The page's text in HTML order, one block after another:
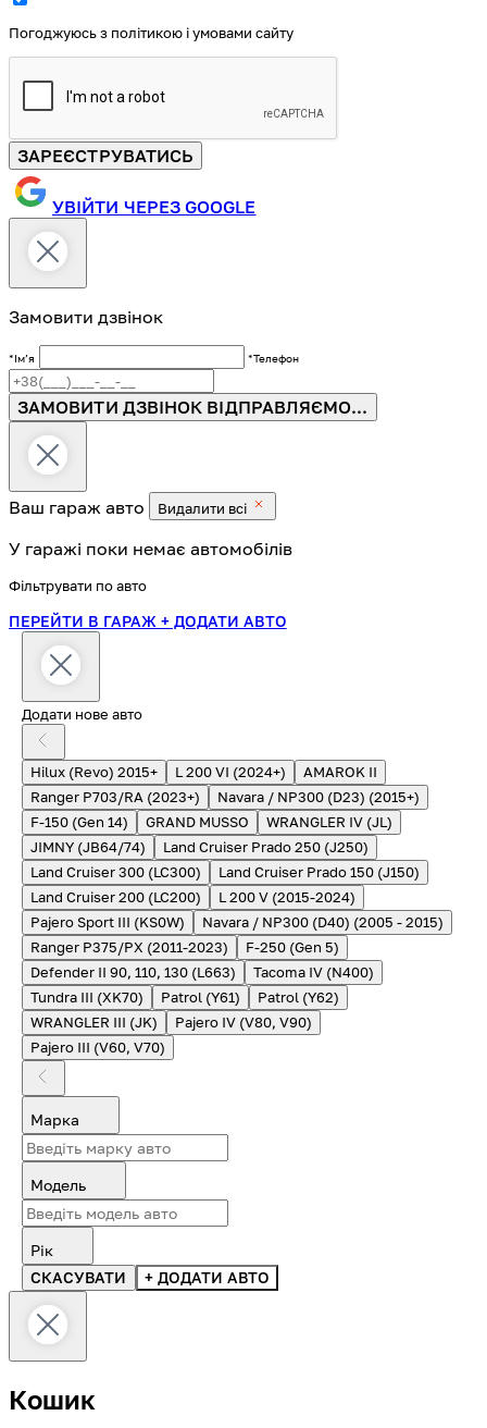
Погоджуюсь з політикою і умовами сайту
ЗАРЕЄСТРУВАТИСЬ
УВІЙТИ ЧЕРЕЗ GOOGLE
Замовити дзвінок
*Імʼя *Телефон
ЗАМОВИТИ ДЗВІНОК ВІДПРАВЛЯЄМО...
Ваш гараж авто Видалити всі
У гаражі поки немає автомобілів
Фільтрувати по авто
ПЕРЕЙТИ В ГАРАЖ + ДОДАТИ АВТО
Додати нове авто
Hilux (Revo) 2015+ L 200 VI (2024+)
AMAROK II
Ranger P703/RA (2023+)
Navara / NP300 (D23) (2015+)
F-150 (Gen 14)
GRAND MUSSO
WRANGLER IV (JL)
JIMNY (JB64/74)
Land Cruiser Prado 250 (J250)
Land Cruiser 300 (LC300)
Land Cruiser Prado 150 (J150)
Land Cruiser 200 (LC200)
L 200 V (2015-2024)
Pajero Sport III (KS0W)
Navara / NP300 (D40) (2005 - 2015)
Ranger P375/PX (2011-2023)
F-250 (Gen 5)
Defender II 90, 110, 130 (L663)
Tacoma IV (N400)
Tundra III (XK70)
Patrol (Y61)
Patrol (Y62)
WRANGLER III (JK)
Pajero IV (V80, V90)
Pajero III (V60, V70)
Марка
Модель
Рік
СКАСУВАТИ
+ ДОДАТИ АВТО
Кошик